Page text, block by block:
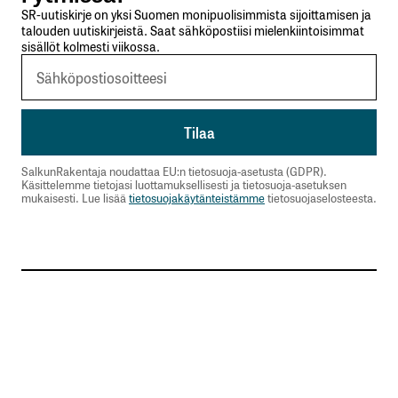
SR-uutiskirje on yksi Suomen monipuolisimmista sijoittamisen ja
talouden uutiskirjeistä. Saat sähköpostiisi mielenkiintoisimmat
sisällöt kolmesti viikossa.
SalkunRakentaja noudattaa EU:n tietosuoja-asetusta (GDPR).
Käsittelemme tietojasi luottamuksellisesti ja tietosuoja-asetuksen
mukaisesti. Lue lisäätietosuojakäytänteistämmetietosuojaselosteesta.